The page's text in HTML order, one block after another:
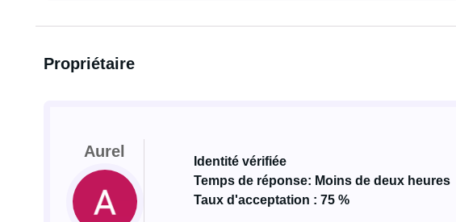
Propriétaire
Aurel
Identité vérifiée
Temps de réponse: Moins de deux heures
Taux d'acceptation : 75 %